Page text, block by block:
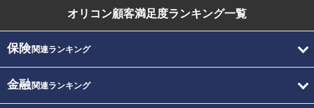
オリコン顧客満足度ランキング一覧
保険関連ランキング
金融関連ランキング